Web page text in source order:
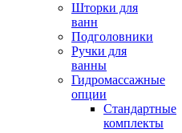
Шторки для
ванн
Подголовники
Ручки для
ванны
Гидромассажные
опции
Стандартные
комплекты